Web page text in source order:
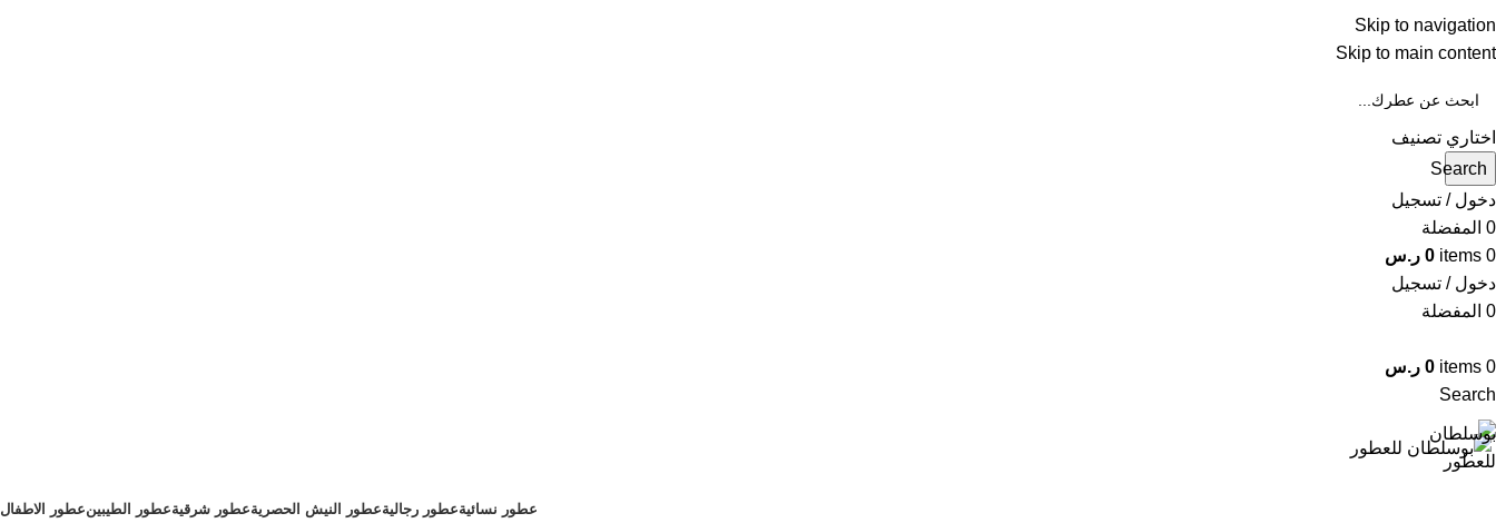
Skip to navigation
Skip to main content
IN
اختاري تصنيف
Search
دخول / تسجيل
0 المفضلة
0
items
0 ر.س
دخول / تسجيل
0 المفضلة
0
items
0 ر.س
Search
عطور نسائيةعطور رجاليةعطور النيش الحصريةعطور شرقيةعطور الطيبينعطور الاطفال